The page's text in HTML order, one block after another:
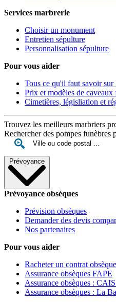
Services marbrerie
Choisir un monument
Entretien sépulture
Personnalisation sépulture
Pour vous aider
Tous ce qu'il faut savoir sur
Prix et modèles de caveaux
Cimetières, législiation et
Trouvez les meilleurs marbriers
Rechercher des pompes funèbres
Prévoyance
Prévoyance obsèques
Prévision obsèques
Demander des devis
Nos partenaires
Pour vous aider
Racheter un contrat
Assurance obsèques FAPE
Assurance obsèques :
Assurance obsèques : La